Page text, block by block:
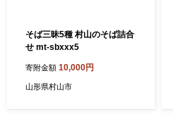
そば三昧5種 村山のそば詰合
せ mt-sbxxx5
寄附金額 10,000円
山形県村山市